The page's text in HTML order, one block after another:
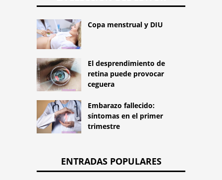
Copa menstrual y DIU
El desprendimiento de
retina puede provocar
ceguera
Embarazo fallecido:
síntomas en el primer
trimestre
ENTRADAS POPULARES